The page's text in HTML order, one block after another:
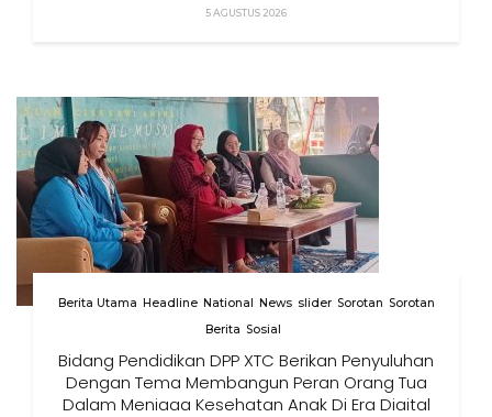
5 AGUSTUS 2026
Berita Utama Headline National News slider Sorotan Sorotan
Berita Sosial
Bidang Pendidikan DPP XTC Berikan Penyuluhan
Dengan Tema Membangun Peran Orang Tua
Dalam Menjaga Kesehatan Anak Di Era Digital